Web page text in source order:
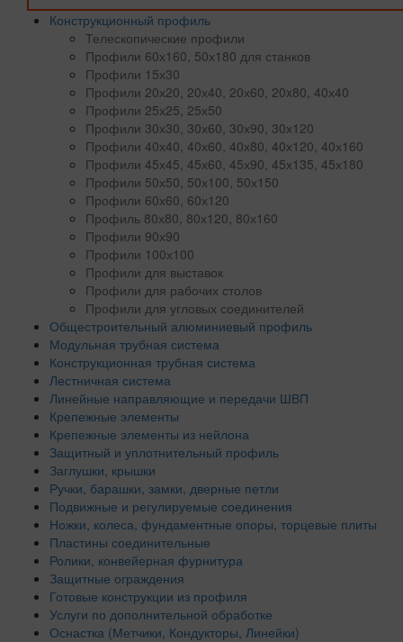
Конструкционный профиль
Телескопические профили
Профили 60х160, 50х180 для станков
Профили 15х30
Профили 20х20, 20х40, 20х60, 20x80, 40х40
Профили 25х25, 25х50
Профили 30х30, 30х60, 30х90, 30х120
Профили 40х40, 40х60, 40х80, 40х120, 40х160
Профили 45х45, 45х60, 45х90, 45х135, 45х180
Профили 50х50, 50х100, 50х150
Профили 60х60, 60х120
Профиль 80х80, 80х120, 80х160
Профили 90х90
Профили 100х100
Профили для выставок
Профили для рабочих столов
Профили для угловых соединителей
Общестроительный алюминиевый профиль
Модульная трубная система
Конструкционная трубная система
Лестничная система
Линейные направляющие и передачи ШВП
Крепежные элементы
Крепежные элементы из нейлона
Защитный и уплотнительный профиль
Заглушки, крышки
Ручки, барашки, замки, дверные петли
Подвижные и регулируемые соединения
Ножки, колеса, фундаментные опоры, торцевые плиты
Пластины соединительные
Ролики, конвейерная фурнитура
Защитные ограждения
Готовые конструкции из профиля
Услуги по дополнительной обработке
Оснастка (Метчики, Кондукторы, Линейки)